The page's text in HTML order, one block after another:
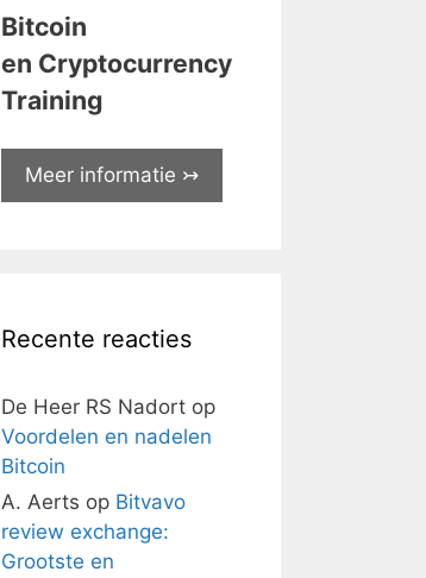
Bitcoin
en Cryptocurrency
Training
Meer informatie ↣
Recente reacties
De Heer RS Nadort op
Voordelen en nadelen
Bitcoin
A. Aerts op Bitvavo
review exchange:
Grootste en